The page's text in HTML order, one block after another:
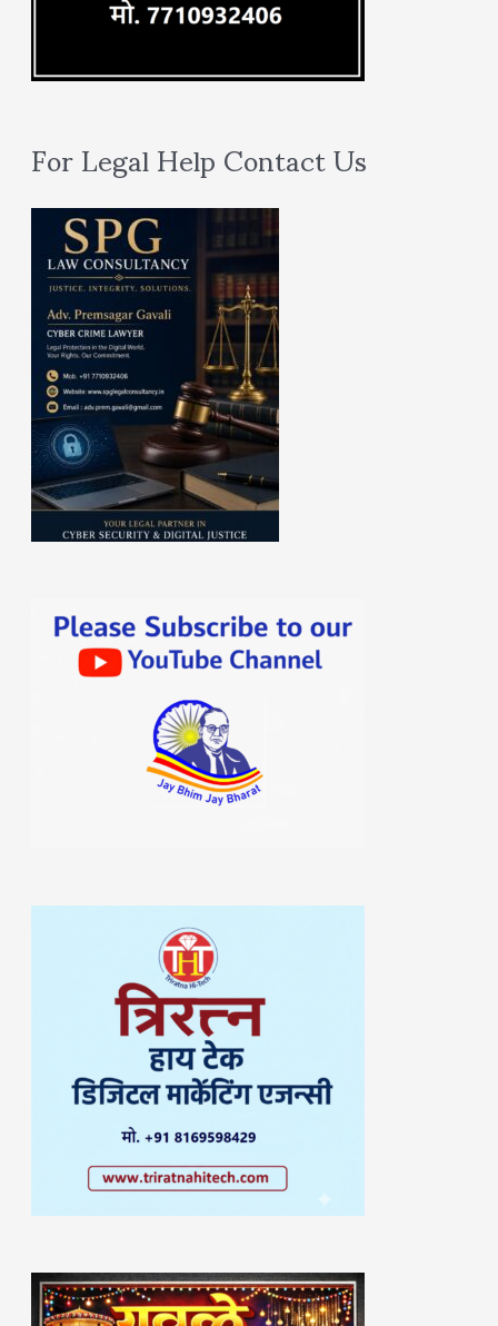
For Legal Help Contact Us